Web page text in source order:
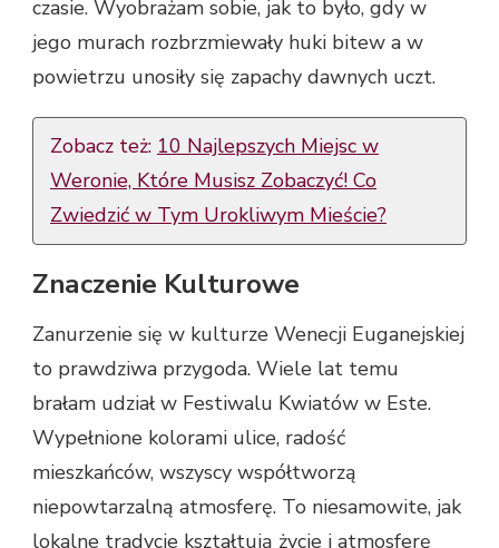
czasie. Wyobrażam sobie, jak to było, gdy w
jego murach rozbrzmiewały huki bitew a w
powietrzu unosiły się zapachy dawnych uczt.
Zobacz też: 10 Najlepszych Miejsc w
Weronie, Które Musisz Zobaczyć! Co
Zwiedzić w Tym Urokliwym Mieście?
Znaczenie Kulturowe
Zanurzenie się w kulturze Wenecji Euganejskiej
to prawdziwa przygoda. Wiele lat temu
brałam udział w Festiwalu Kwiatów w Este.
Wypełnione kolorami ulice, radość
mieszkańców, wszyscy współtworzą
niepowtarzalną atmosferę. To niesamowite, jak
lokalne tradycje kształtują życie i atmosferę